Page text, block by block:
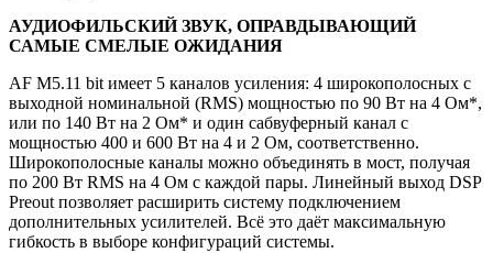
АУДИОФИЛЬСКИЙ ЗВУК, ОПРАВДЫВАЮЩИЙ
САМЫЕ СМЕЛЫЕ ОЖИДАНИЯ
AF M5.11 bit имеет 5 каналов усиления: 4 широкополосных с
выходной номинальной (RMS) мощностью по 90 Вт на 4 Ом*,
или по 140 Вт на 2 Ом* и один сабвуферный канал с
мощностью 400 и 600 Вт на 4 и 2 Ом, соответственно.
Широкополосные каналы можно объединять в мост, получая
по 200 Вт RMS на 4 Ом с каждой пары. Линейный выход DSP
Preout позволяет расширить систему подключением
дополнительных усилителей. Всё это даёт максимальную
гибкость в выборе конфигураций системы.